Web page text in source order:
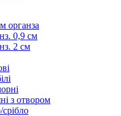
органза
0,9 см
2 см
з отвором